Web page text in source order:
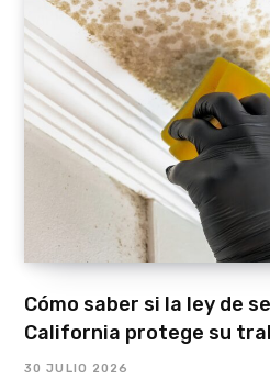
Cómo saber si la ley de
California protege su
30 JULIO 2026